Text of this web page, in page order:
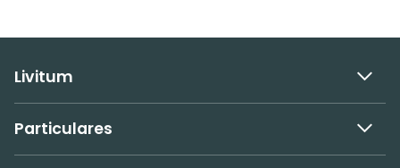
Livitum
Particulares